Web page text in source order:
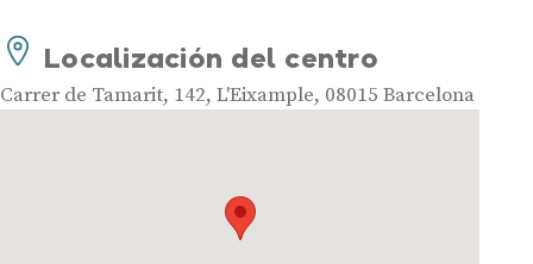
Localización del centro
Carrer de Tamarit, 142, L'Eixample, 08015 Barcelona
Audífonos baratos
Audífonos invisibles
Audífonos recargables